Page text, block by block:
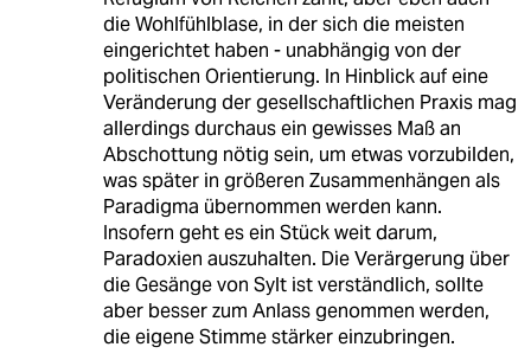
die Wohlfühlblase, in der sich die meisten
eingerichtet haben - unabhängig von der
politischen Orientierung. In Hinblick auf eine
Veränderung der gesellschaftlichen Praxis mag
allerdings durchaus ein gewisses Maß an
Abschottung nötig sein, um etwas vorzubilden,
was später in größeren Zusammenhängen als
Paradigma übernommen werden kann.
Insofern geht es ein Stück weit darum,
Paradoxien auszuhalten. Die Verärgerung über
die Gesänge von Sylt ist verständlich, sollte
aber besser zum Anlass genommen werden,
die eigene Stimme stärker einzubringen.